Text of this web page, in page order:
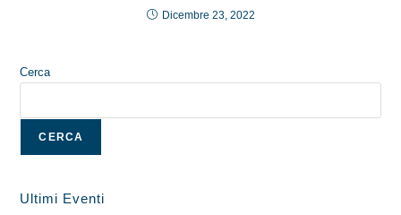
Dicembre 23, 2022
Cerca
CERCA
Ultimi Eventi